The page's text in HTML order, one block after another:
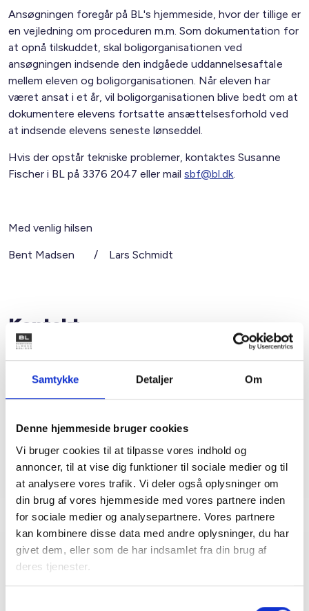
Samtykke Detaljer Om
Denne hjemmeside bruger cookies
Vi bruger cookies til at tilpasse vores indhold og
annoncer, til at vise dig funktioner til sociale medier og til
at analysere vores trafik. Vi deler også oplysninger om
din brug af vores hjemmeside med vores partnere inden
for sociale medier og analysepartnere. Vores partnere
kan kombinere disse data med andre oplysninger, du har
givet dem, eller som de har indsamlet fra din brug af
deres tjenester.
Ansøgningen foregår på BL's hjemmeside, hvor der tillige er
en vejledning om proceduren m.m. Som dokumentation for
at opnå tilskuddet, skal boligorganisationen ved
ansøgningen indsende den indgåede uddannelsesaftale
mellem eleven og boligorganisationen. Når eleven har
været ansat i et år, vil boligorganisationen blive bedt om at
dokumentere elevens fortsatte ansættelsesforhold ved
at indsende elevens seneste lønseddel.
Hvis der opstår tekniske problemer, kontaktes Susanne
Fischer i BL på 3376 2047 eller mailsbf@bl.dk.
Med venlig hilsen
Bent Madsen / Lars Schmidt
Kontakt
Bent Madsen
Adm. direktør
Tlf: 28 88 18 77
Relateret indhold